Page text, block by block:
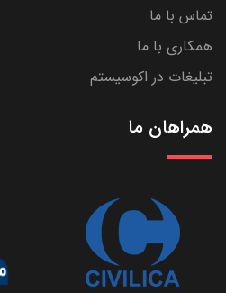
تماس با ما
همکاری با ما
تبلیغات در اکوسیستم
همراهان ما